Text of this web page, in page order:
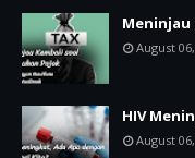
Meninjau
August
HIV
August